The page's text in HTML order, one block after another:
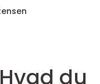
du